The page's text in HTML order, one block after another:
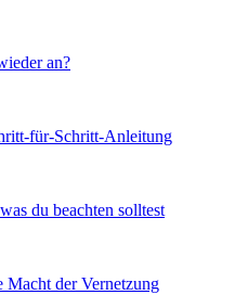
an?
für-Schritt-Anleitung
du beachten solltest
der Vernetzung